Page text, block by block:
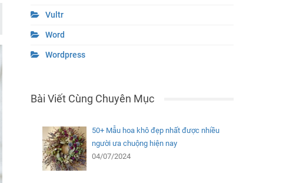
Vultr
Word
Wordpress
Bài Viết Cùng Chuyên Mục
50+ Mẫu hoa khô đẹp nhất được nhiều
người ưa chuộng hiện nay
04/07/2024